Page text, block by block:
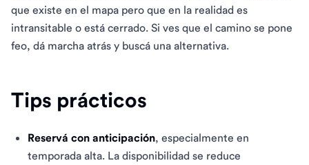
que existe en el mapa pero que en la realidad es
intransitable o está cerrado. Si ves que el camino se pone
feo, dá marcha atrás y buscá una alternativa.
Tips prácticos
Reservá con anticipación, especialmente en
temporada alta. La disponibilidad se reduce